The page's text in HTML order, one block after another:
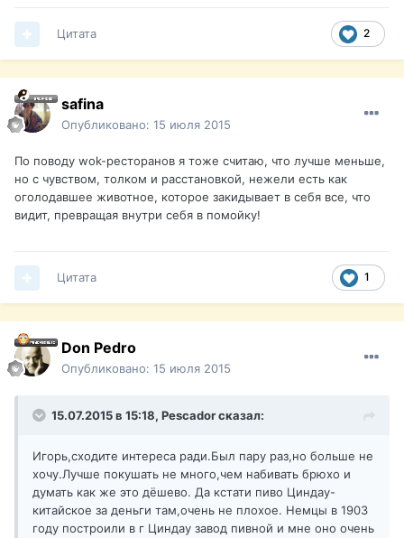
2
Цитата
safina
Опубликовано: 15 июля 2015
По поводу wok-ресторанов я тоже считаю, что лучше меньше,
но с чувством, толком и расстановкой, нежели есть как
оголодавшее животное, которое закидывает в себя все, что
видит, превращая внутри себя в помойку!
1
Цитата
Don Pedro
Опубликовано: 15 июля 2015
15.07.2015 в 15:18, Pescadorсказал:
Игорь,сходите интереса ради.Был пару раз,но больше не
хочу.Лучше покушать не много,чем набивать брюхо и
думать как же это дёшево. Да кстати пиво Циндау-
китайское за деньги там,очень не плохое. Немцы в 1903
году построили в г Циндау завод пивной и мне оно очень